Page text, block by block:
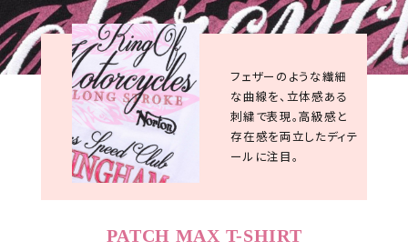
フェザーのような繊細
な曲線を、立体感ある
刺繍で表現。高級感と
存在感を両立したディテ
ールに注目。
PATCH MAX T-SHIRT